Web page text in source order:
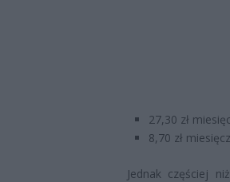
27,30 zł
8,70 zł
Jednak częściej